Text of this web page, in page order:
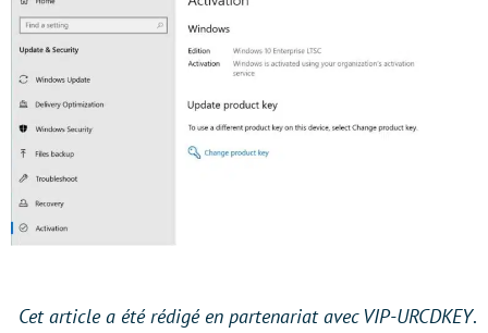
Cet article a été rédigé en partenariat avec VIP-URCDKEY.